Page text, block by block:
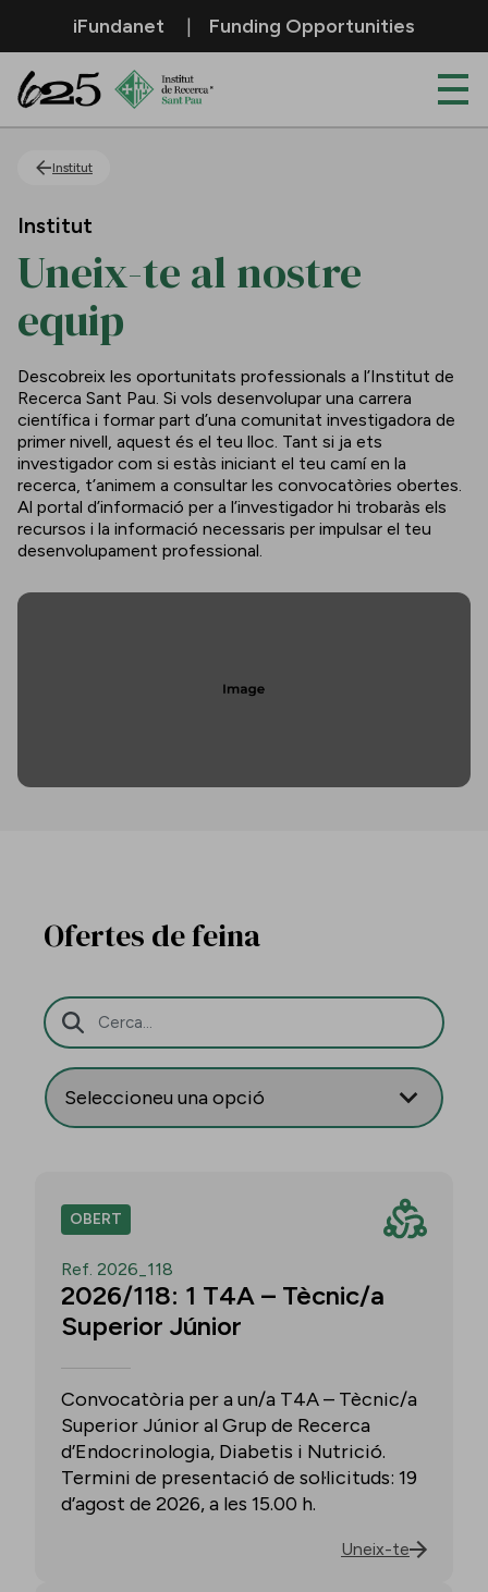
Salta al contingut principal
iFundanet Funding Opportunities
Institut
Institut
Uneix-te al nostre
equip
Descobreix les oportunitats professionals a l’Institut de
Recerca Sant Pau. Si vols desenvolupar una carrera
científica i formar part d’una comunitat investigadora de
primer nivell, aquest és el teu lloc. Tant si ja ets
investigador com si estàs iniciant el teu camí en la
recerca, t’animem a consultar les convocatòries obertes.
Al portal d’informació per a l’investigador hi trobaràs els
recursos i la informació necessaris per impulsar el teu
desenvolupament professional.
Ofertes de feina
Barra de cerca
OBERT
Ref. 2026_118
2026/118: 1 T4A – Tècnic/a
Superior Júnior
Convocatòria per a un/a T4A – Tècnic/a
Superior Júnior al Grup de Recerca
d’Endocrinologia, Diabetis i Nutrició.
Termini de presentació de sol·licituds: 19
d’agost de 2026, a les 15.00 h.
Uneix-te